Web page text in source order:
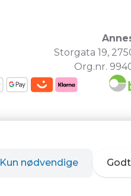
Storgata 19,
Org.nr.
Siden driftes av
Kun nødvendige